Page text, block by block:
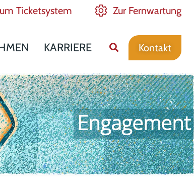
Ticketsystem Zur Fernwartung
KARRIERE Kontakt
Engagement